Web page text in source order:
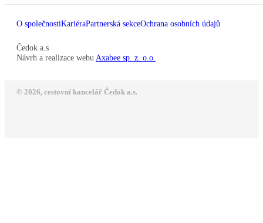
O společnostiKariéraPartnerská sekceOchrana osobních údajů
Čedok a.s
Návrh a realizace webu Axabee sp. z. o.o.
© 2026, cestovní kancelář Čedok a.s.